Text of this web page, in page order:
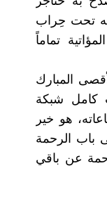
تحت حِراب
تماماً
المبارك
كامل شبكة
هو خير
باب الرحمة
عن باقي